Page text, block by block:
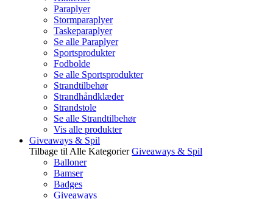
Paraplyer
Stormparaplyer
Taskeparaplyer
Se alle Paraplyer
Sportsprodukter
Fodbolde
Se alle Sportsprodukter
Strandtilbehør
Strandhåndklæder
Strandstole
Se alle Strandtilbehør
Vis alle produkter
Giveaways & Spil
Tilbage til Alle Kategorier Giveaways & Spil
Balloner
Bamser
Badges
Giveaways